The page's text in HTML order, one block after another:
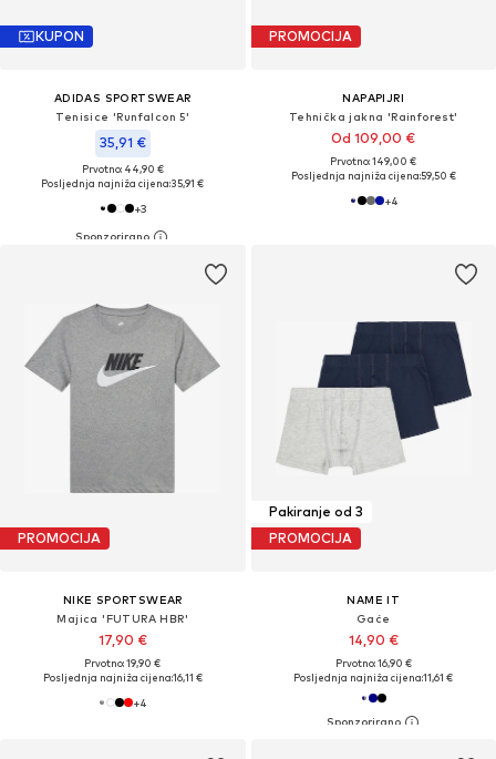
KUPON
ADIDAS SPORTSWEAR
Tenisice 'Runfalcon 5'
35,91 €
Prvotno: 44,90 €
Posljednja najniža cijena:35,91 €
+3
PROMOCIJA
NAPAPIJRI
Tehnička jakna 'Rainforest'
Od 109,00 €
Prvotno: 149,00 €
Posljednja najniža cijena:59,50 €
+4
PROMOCIJA
NIKE SPORTSWEAR
Majica 'FUTURA HBR'
17,90 €
Prvotno: 19,90 €
Posljednja najniža cijena:16,11 €
+4
Pakiranje od 3
PROMOCIJA
NAME IT
Gaće
14,90 €
Prvotno: 16,90 €
Posljednja najniža cijena:11,61 €